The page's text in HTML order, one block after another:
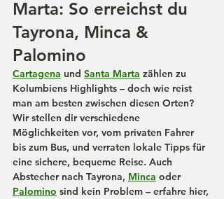
Marta: So erreichst du
Tayrona, Minca &
Palomino
Cartagena und Santa Marta zählen zu
Kolumbiens Highlights – doch wie reist
man am besten zwischen diesen Orten?
Wir stellen dir verschiedene
Möglichkeiten vor, vom privaten Fahrer
bis zum Bus, und verraten lokale Tipps für
eine sichere, bequeme Reise. Auch
Abstecher nach Tayrona, Minca oder
Palomino sind kein Problem – erfahre hier,